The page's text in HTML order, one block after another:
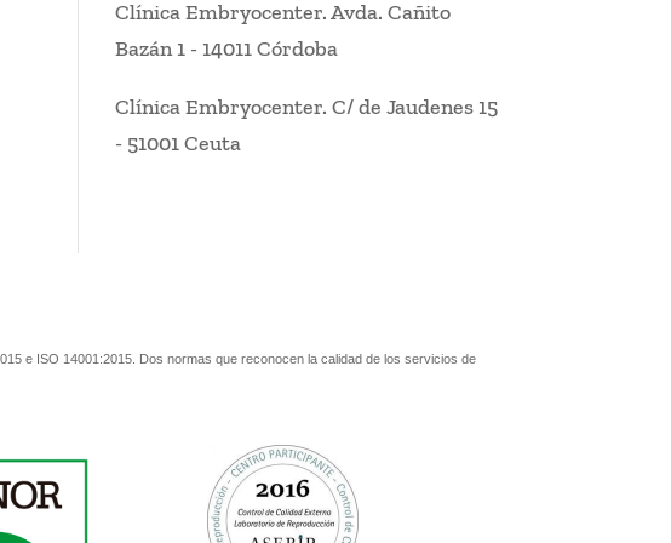
Clínica Embryocenter.Avda. Cañito
Bazán 1- 14011 Córdoba
Clínica Embryocenter. C/ de Jaudenes 15
- 51001 Ceuta
e ISO 14001:2015. Dos normas que reconocen la calidad de los servicios de